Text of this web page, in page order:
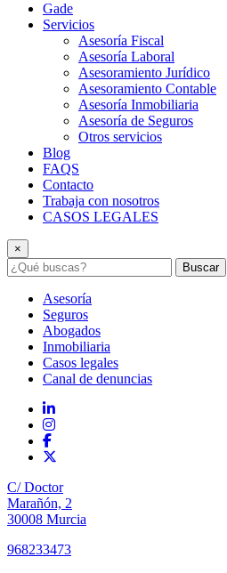
Gade
Servicios
Asesoría Fiscal
Asesoría Laboral
Asesoramiento Jurídico
Asesoramiento Contable
Asesoría Inmobiliaria
Asesoría de Seguros
Otros servicios
Blog
FAQS
Contacto
Trabaja con nosotros
CASOS LEGALES
×
Buscar
Asesoría
Seguros
Abogados
Inmobiliaria
Casos legales
Canal de denuncias
C/ Doctor
Marañón, 2
30008 Murcia
968233473